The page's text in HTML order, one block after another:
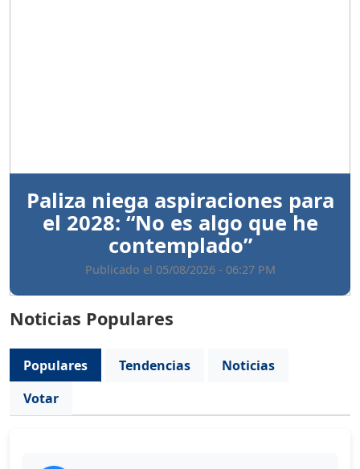
Paliza niega aspiraciones para
el 2028: “No es algo que he
contemplado”
Publicado el 05/08/2026 - 06:27 PM
Noticias Populares
Populares Tendencias
Noticias
Votar